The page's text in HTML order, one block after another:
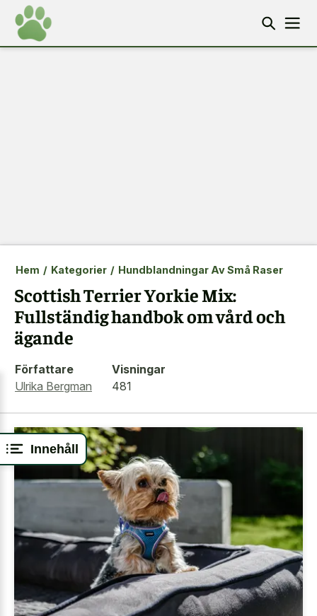
Innehåll
Hem / Kategorier / Hundblandningar Av Små Raser
Scottish Terrier Yorkie Mix:
Fullständig handbok om vård och
ägande
Författare
Ulrika Bergman
Visningar
481